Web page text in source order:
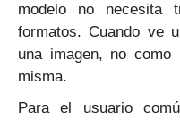
modelo no necesita
formatos. Cuando ve
una imagen, no
misma.
Para el usuario